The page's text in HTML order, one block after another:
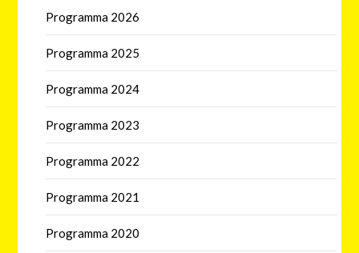
Programma 2026
Programma 2025
Programma 2024
Programma 2023
Programma 2022
Programma 2021
Programma 2020